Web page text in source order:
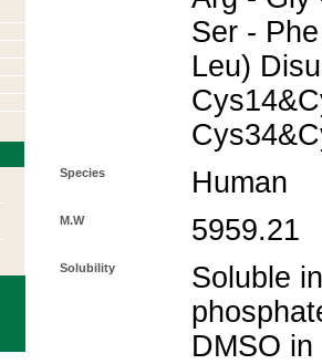
Ser -
Leu)
Species Human
M.W 5959.21
Solubility
Soluble
DMSO